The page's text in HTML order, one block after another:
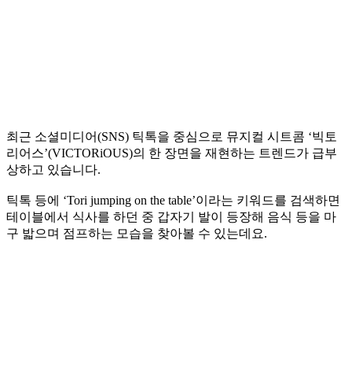
최근 소셜미디어(SNS) 틱톡을 중심으로 뮤지컬 시트콤 ‘빅토
리어스’(VICTORiOUS)의 한 장면을 재현하는 트렌드가 급부
상하고 있습니다.
틱톡 등에 ‘Tori jumping on the table’이라는 키워드를 검색하면
테이블에서 식사를 하던 중 갑자기 발이 등장해 음식 등을 마
구 밟으며 점프하는 모습을 찾아볼 수 있는데요.